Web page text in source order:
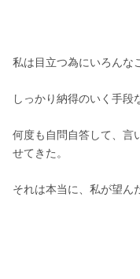
私は目立つ為にいろんな
しっかり納得のいく手段
何度も自問自答して、
せてきた。
それは本当に、私が望ん